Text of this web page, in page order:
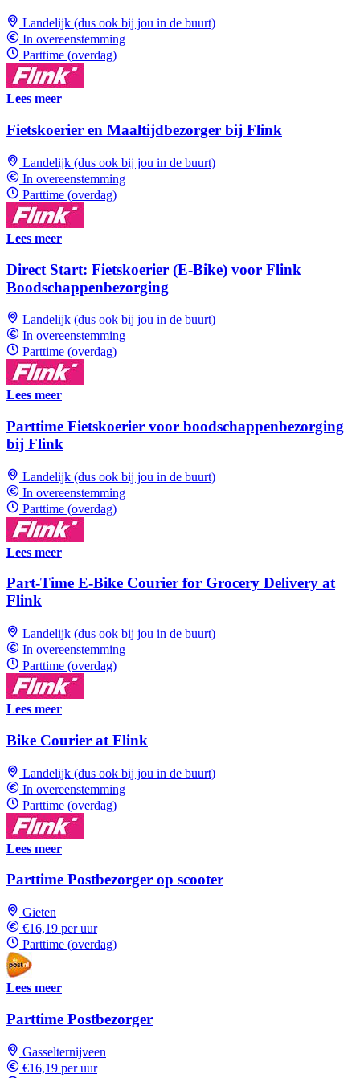
Landelijk (dus ook bij jou in de buurt)
In overeenstemming
Parttime (overdag)
Lees meer
Fietskoerier en Maaltijdbezorger bij Flink
Landelijk (dus ook bij jou in de buurt)
In overeenstemming
Parttime (overdag)
Lees meer
Direct Start: Fietskoerier (E-Bike) voor Flink
Boodschappenbezorging
Landelijk (dus ook bij jou in de buurt)
In overeenstemming
Parttime (overdag)
Lees meer
Parttime Fietskoerier voor boodschappenbezorging
bij Flink
Landelijk (dus ook bij jou in de buurt)
In overeenstemming
Parttime (overdag)
Lees meer
Part-Time E-Bike Courier for Grocery Delivery at
Flink
Landelijk (dus ook bij jou in de buurt)
In overeenstemming
Parttime (overdag)
Lees meer
Bike Courier at Flink
Landelijk (dus ook bij jou in de buurt)
In overeenstemming
Parttime (overdag)
Lees meer
Parttime Postbezorger op scooter
Gieten
€16,19 per uur
Parttime (overdag)
Lees meer
Parttime Postbezorger
Gasselternijveen
€16,19 per uur